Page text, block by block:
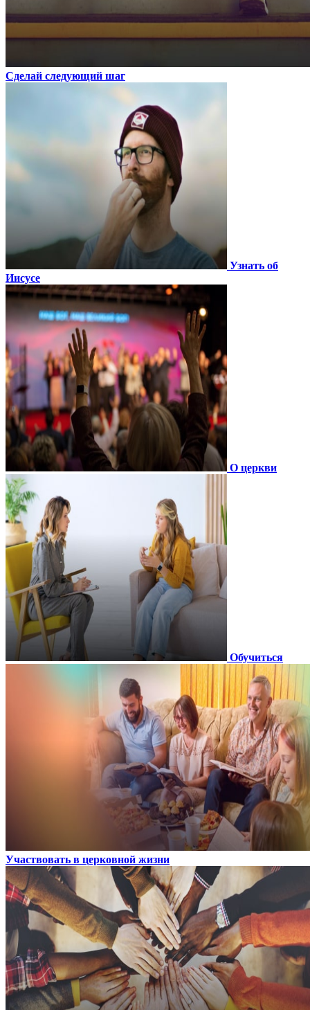
Сделай следующий шаг
Узнать об
Иисусе
О церкви
Обучиться
Участвовать в церковной жизни